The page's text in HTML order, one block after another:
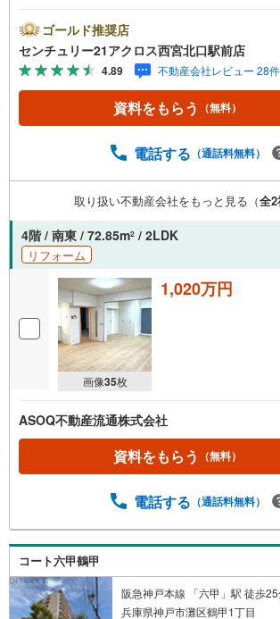
扇交換、ソフト巾木・クロス全室・畳・
フロアタイル）施工しています。各階停
ございます。＝＝＝＝＝センチュリー
の3つの特徴＝＝＝＝＝＝■センチュリ
連続No.1（1997年～2022年兵庫地区
崎・伊丹・宝塚にて8店舗展開中。阪
います。 8店舗すべて駅前にございま
扱い物件多数ございます。 地域密着
台の新築戸建や、1000万円台の中古マ
物件を取り扱っています。Yahoo！不
い物件もご紹介できます。
ゴールド推奨店
センチュリー21アクロス西宮北口駅前店
4.89 不動産会社レビュー 28件
資料をもらう （無料）
電話する （通話料無料）
取り扱い不動産会社をもっと見る（全2
4階 / 南東 / 72.85m2 / 2LDK
リフォーム
画像35枚
1,020万円
ASOQ不動産流通株式会社
資料をもらう （無料）
電話する （通話料無料）
コート六甲鶴甲
阪急神戸本線 「六甲」駅 徒歩
兵庫県神戸市灘区鶴甲1丁目